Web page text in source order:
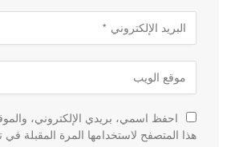
احفظ اسمي، بريدي الإلكتروني،
هذا المتصفح لاستخدامها المرة المقبلة في